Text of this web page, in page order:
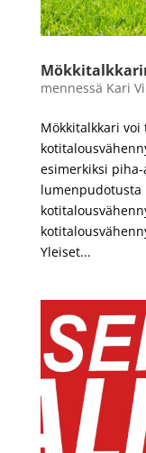
mennessä Kari
Mökkitalkkari voi
esimerkiksi
lumenpudotusta
Yleiset...